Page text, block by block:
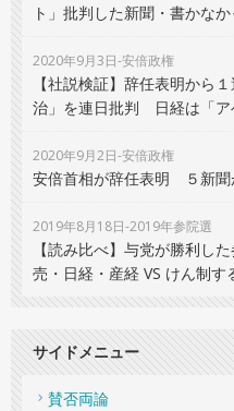
ト」批判した新聞・書かな
2020年9月3日-安倍政権
【社説検証】辞任表明から
治」を連日批判 日経は「ア
2020年9月2日-安倍政権
安倍首相が辞任表明 ５新聞
2019年8月18日-2019年参院選
【読み比べ】与党が勝利し
売・日経・産経 VS けん制す
サイドメニュー
賛否両論